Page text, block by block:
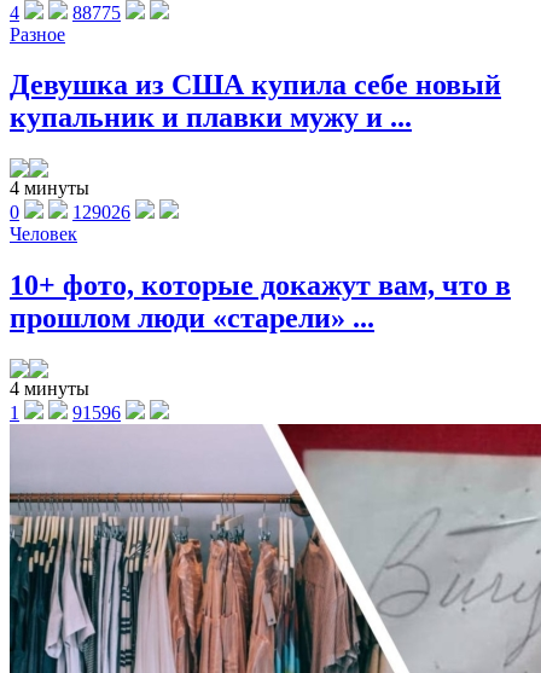
4
88775
Разное
Девушка из США купила себе новый
купальник и плавки мужу и ...
4 минуты
0
129026
Человек
10+ фото, которые докажут вам, что в
прошлом люди «старели» ...
4 минуты
1
91596